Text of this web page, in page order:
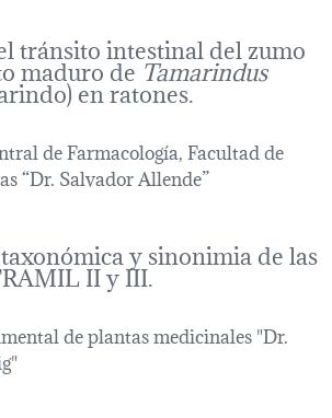
tránsito intestinal del zumo
maduro deTamarindus
en ratones.
de Farmacología, Facultad de
“Dr. Salvador Allende”
y sinonimia de las
II y III.
de plantas medicinales "Dr.